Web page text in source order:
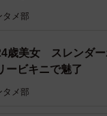
タメ部
歳美女 スレンダ
ービキニで魅了
タメ部